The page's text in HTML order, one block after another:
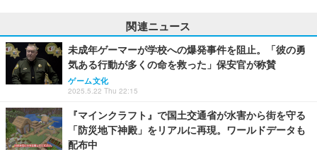
関連ニュース
未成年ゲーマーが学校への爆発事件を阻止。「彼の勇
気ある行動が多くの命を救った」保安官が称賛
ゲーム文化
2025.5.22 Thu 22:15
『マインクラフト』で国土交通省が水害から街を守る
「防災地下神殿」をリアルに再現。ワールドデータも
配布中